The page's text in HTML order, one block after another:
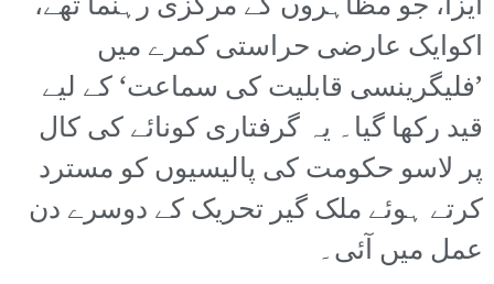
اکوایک عارضی حراستی کمرے میں
’فلیگرینسی قابلیت کی سماعت‘ کے لیے
قید رکھا گیا۔ یہ گرفتاری کونائے کی کال
پر لاسو حکومت کی پالیسیوں کو مسترد
کرتے ہوئے ملک گیر تحریک کے دوسرے دن
عمل میں آئی۔